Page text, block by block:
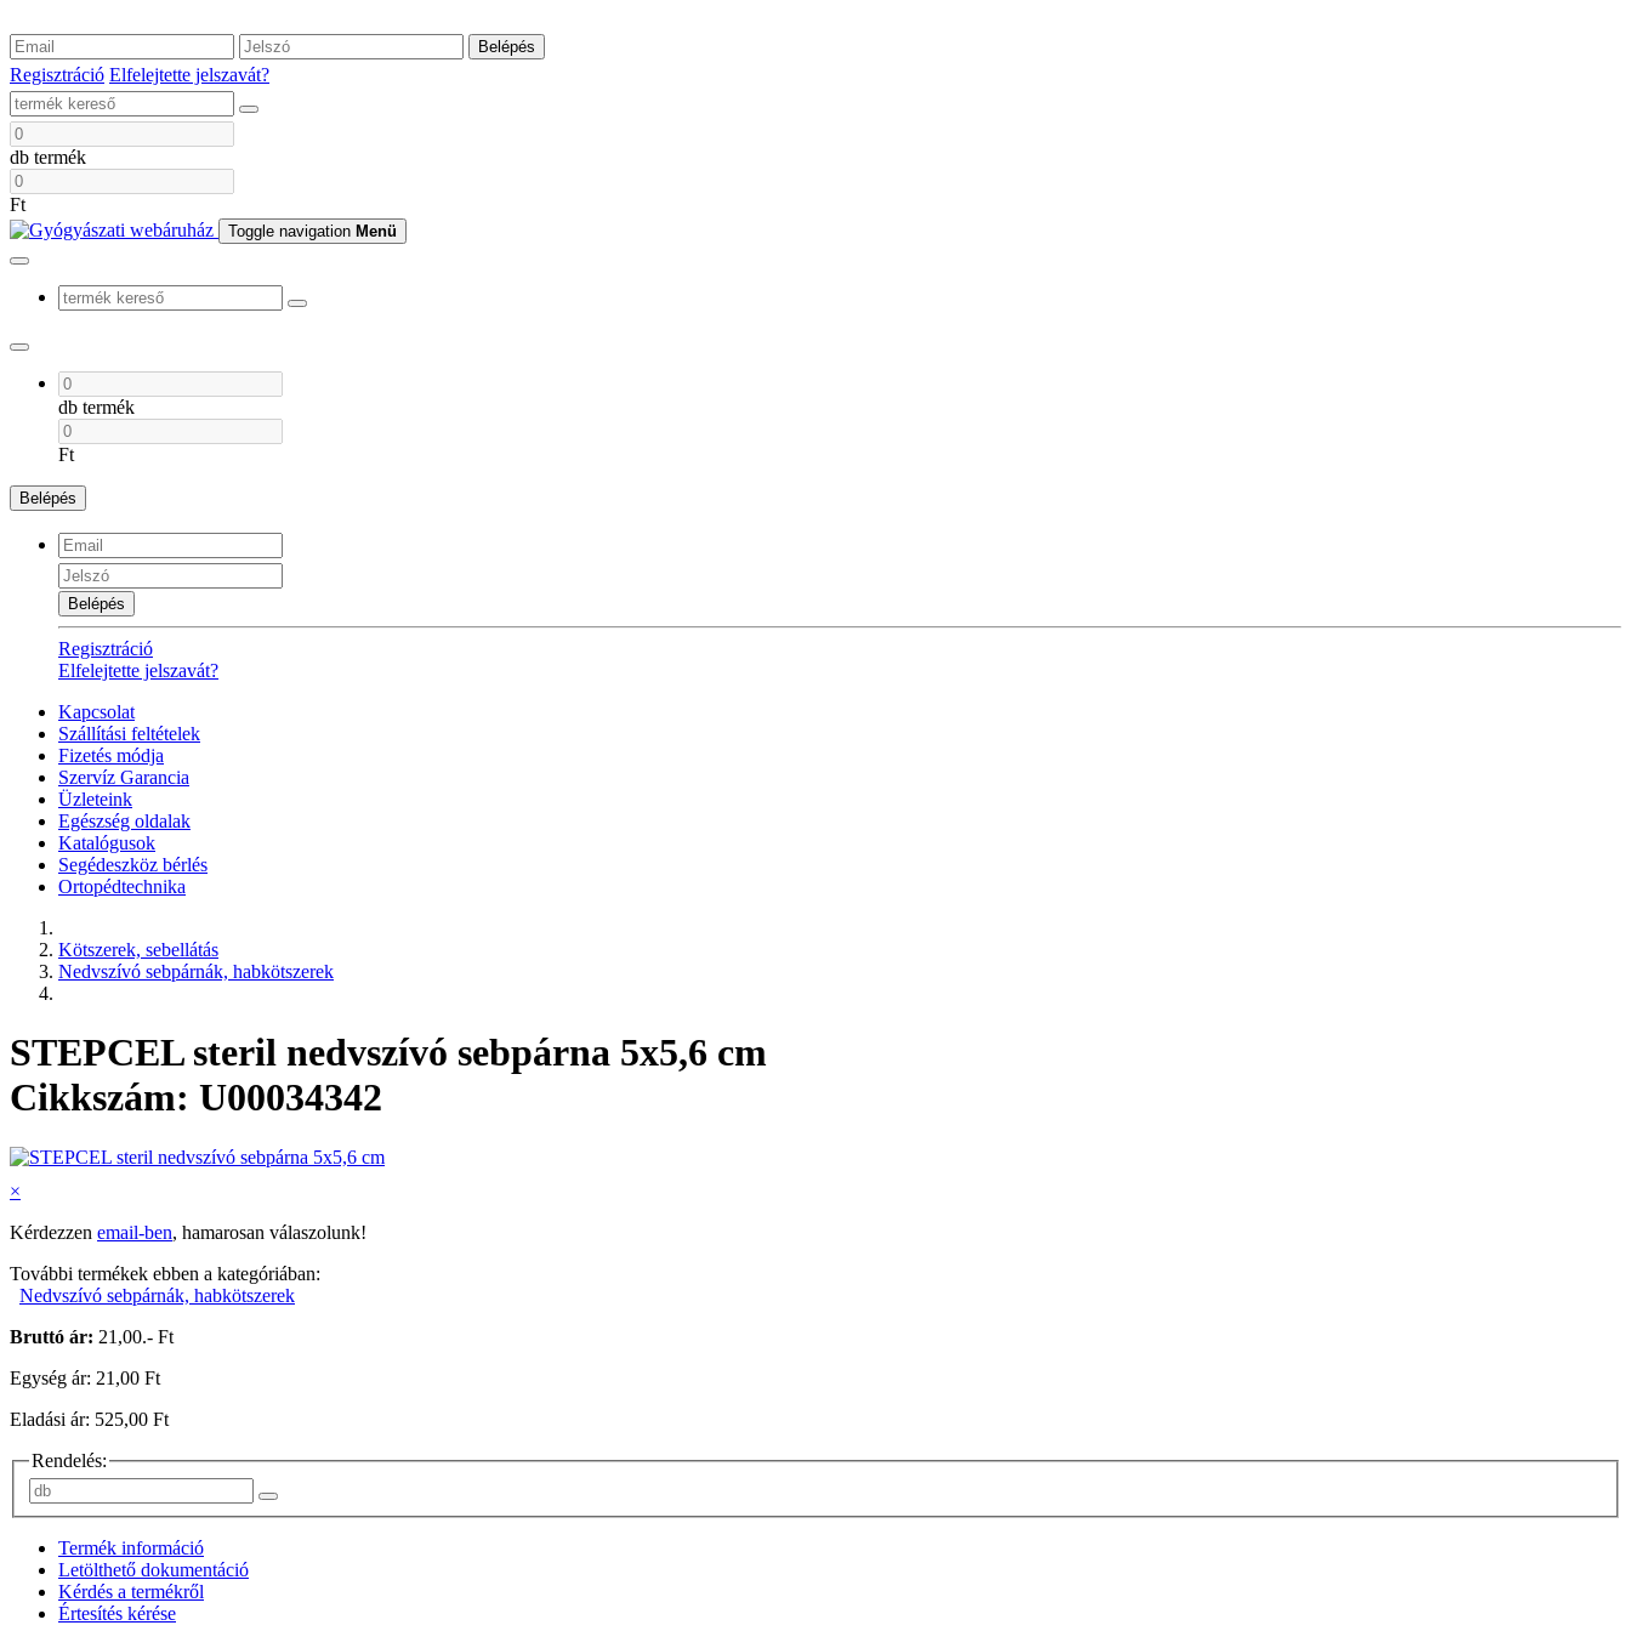
Belépés
Regisztráció Elfelejtette jelszavát?
db termék
Ft
Toggle navigation Menü
db termék
Ft
Belépés
Belépés
Regisztráció
Elfelejtette jelszavát?
Kapcsolat
Szállítási feltételek
Fizetés módja
Szervíz Garancia
Üzleteink
Egészség oldalak
Katalógusok
Segédeszköz bérlés
Ortopédtechnika
Kötszerek, sebellátás
Nedvszívó sebpárnák, habkötszerek
STEPCEL steril nedvszívó sebpárna 5x5,6 cm
Cikkszám: U00034342
×
Kérdezzen email-ben, hamarosan válaszolunk!
További termékek ebben a kategóriában:
Nedvszívó sebpárnák, habkötszerek
Bruttó ár: 21,00.- Ft
Egység ár: 21,00 Ft
Eladási ár: 525,00 Ft
Rendelés:
Termék információ
Letölthető dokumentáció
Kérdés a termékről
Értesítés kérése